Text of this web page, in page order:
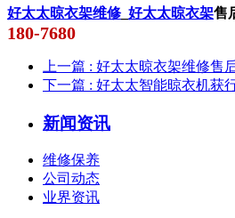
好太太晾衣架维修 好太太晾衣架售
180-7680
上一篇 : 好太太晾衣架维修售
下一篇 : 好太太智能晾衣机获
新闻资讯
维修保养
公司动态
业界资讯